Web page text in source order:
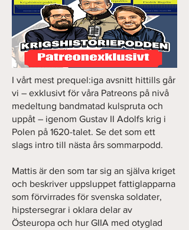
I vårt mest prequel:iga avsnitt hittills går
vi – exklusivt för våra Patreons på nivå
medeltung bandmatad kulspruta och
uppåt – igenom Gustav II Adolfs krig i
Polen på 1620-talet. Se det som ett
slags intro till nästa års sommarpodd.
Mattis är den som tar sig an själva kriget
och beskriver uppsluppet fattiglapparna
som förvirrades för svenska soldater,
hipstersegrar i oklara delar av
Östeuropa och hur GIIA med otyglad